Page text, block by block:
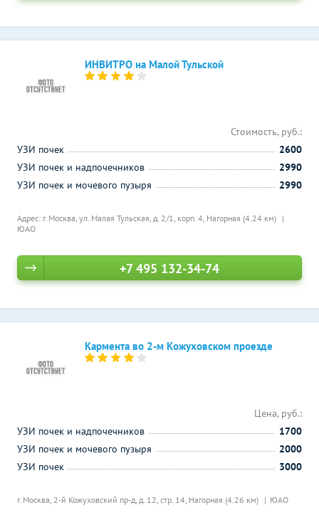
ИНВИТРО на Малой Тульской
Адрес: г. Москва, ул. Малая Тульская, д. 2/1, корп. 4, Нагорная (4.24 км)
ЮАО
Стоимость, руб.:
УЗИ почек
2600
УЗИ почек и надпочечников
2990
УЗИ почек и мочевого пузыря
2990
+7 495 132-34-74
Кармента во 2-м Кожуховском проезде
г. Москва, 2-й Кожуховский пр-д, д. 12, стр. 14, Нагорная (4.26 км) ЮАО
Цена, руб.:
УЗИ почек и надпочечников
1700
УЗИ почек и мочевого пузыря
2000
УЗИ почек
3000